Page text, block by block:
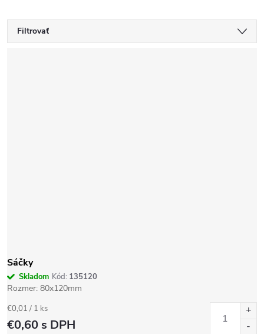
Filtrovať
o
d
u
Sáčky
Skladom Kód: 135120
Rozmer: 80x120mm
€0,60s DPH
Jednotková
cena:
€0,01 / 1 ks